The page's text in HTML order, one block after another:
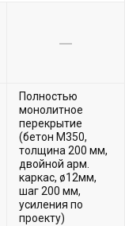
Полностью
монолитное
перекрытие
(бетон М350,
толщина 200 мм,
двойной арм.
каркас, ø12мм,
шаг 200 мм,
усиления по
проекту)